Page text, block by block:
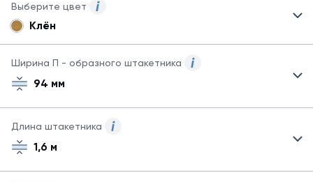
Выберите цвет
данного
все
Для
Клён
Ширина П - образного штакетника
94 мм
Длина штакетника
1,6 м